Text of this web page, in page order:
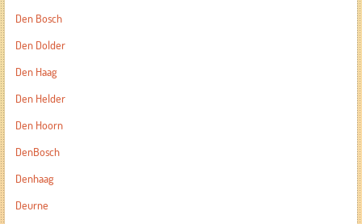
Den Bosch
Den Dolder
Den Haag
Den Helder
Den Hoorn
DenBosch
Denhaag
Deurne